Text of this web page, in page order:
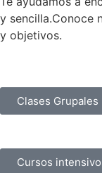
y sencilla.Conoce
y objetivos.
Clases Grupales
Cursos